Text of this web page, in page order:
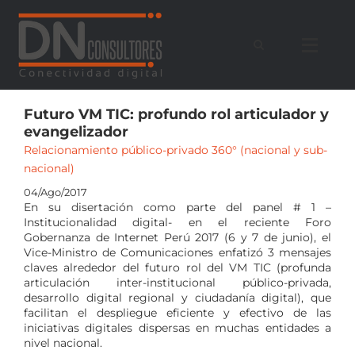
contenido
Futuro VM TIC: profundo rol articulador y
evangelizador
Relacionamiento público-privado 360° (nacional y sub-
nacional)
04/Ago/2017
En su disertación como parte del panel # 1 –
Institucionalidad digital- en el reciente Foro
Gobernanza de Internet Perú 2017 (6 y 7 de junio), el
Vice-Ministro de Comunicaciones enfatizó 3 mensajes
claves alrededor del futuro rol del VM TIC (profunda
articulación inter-institucional público-privada,
desarrollo digital regional y ciudadanía digital), que
facilitan el despliegue eficiente y efectivo de las
iniciativas digitales dispersas en muchas entidades a
nivel nacional.